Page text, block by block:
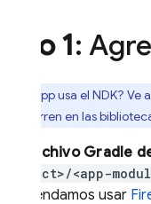
Paso 1:
¿Tu app usa el NDK? Ve
que ocurren en las
archivo Gradle
<project>/<app-
recomendamos usar